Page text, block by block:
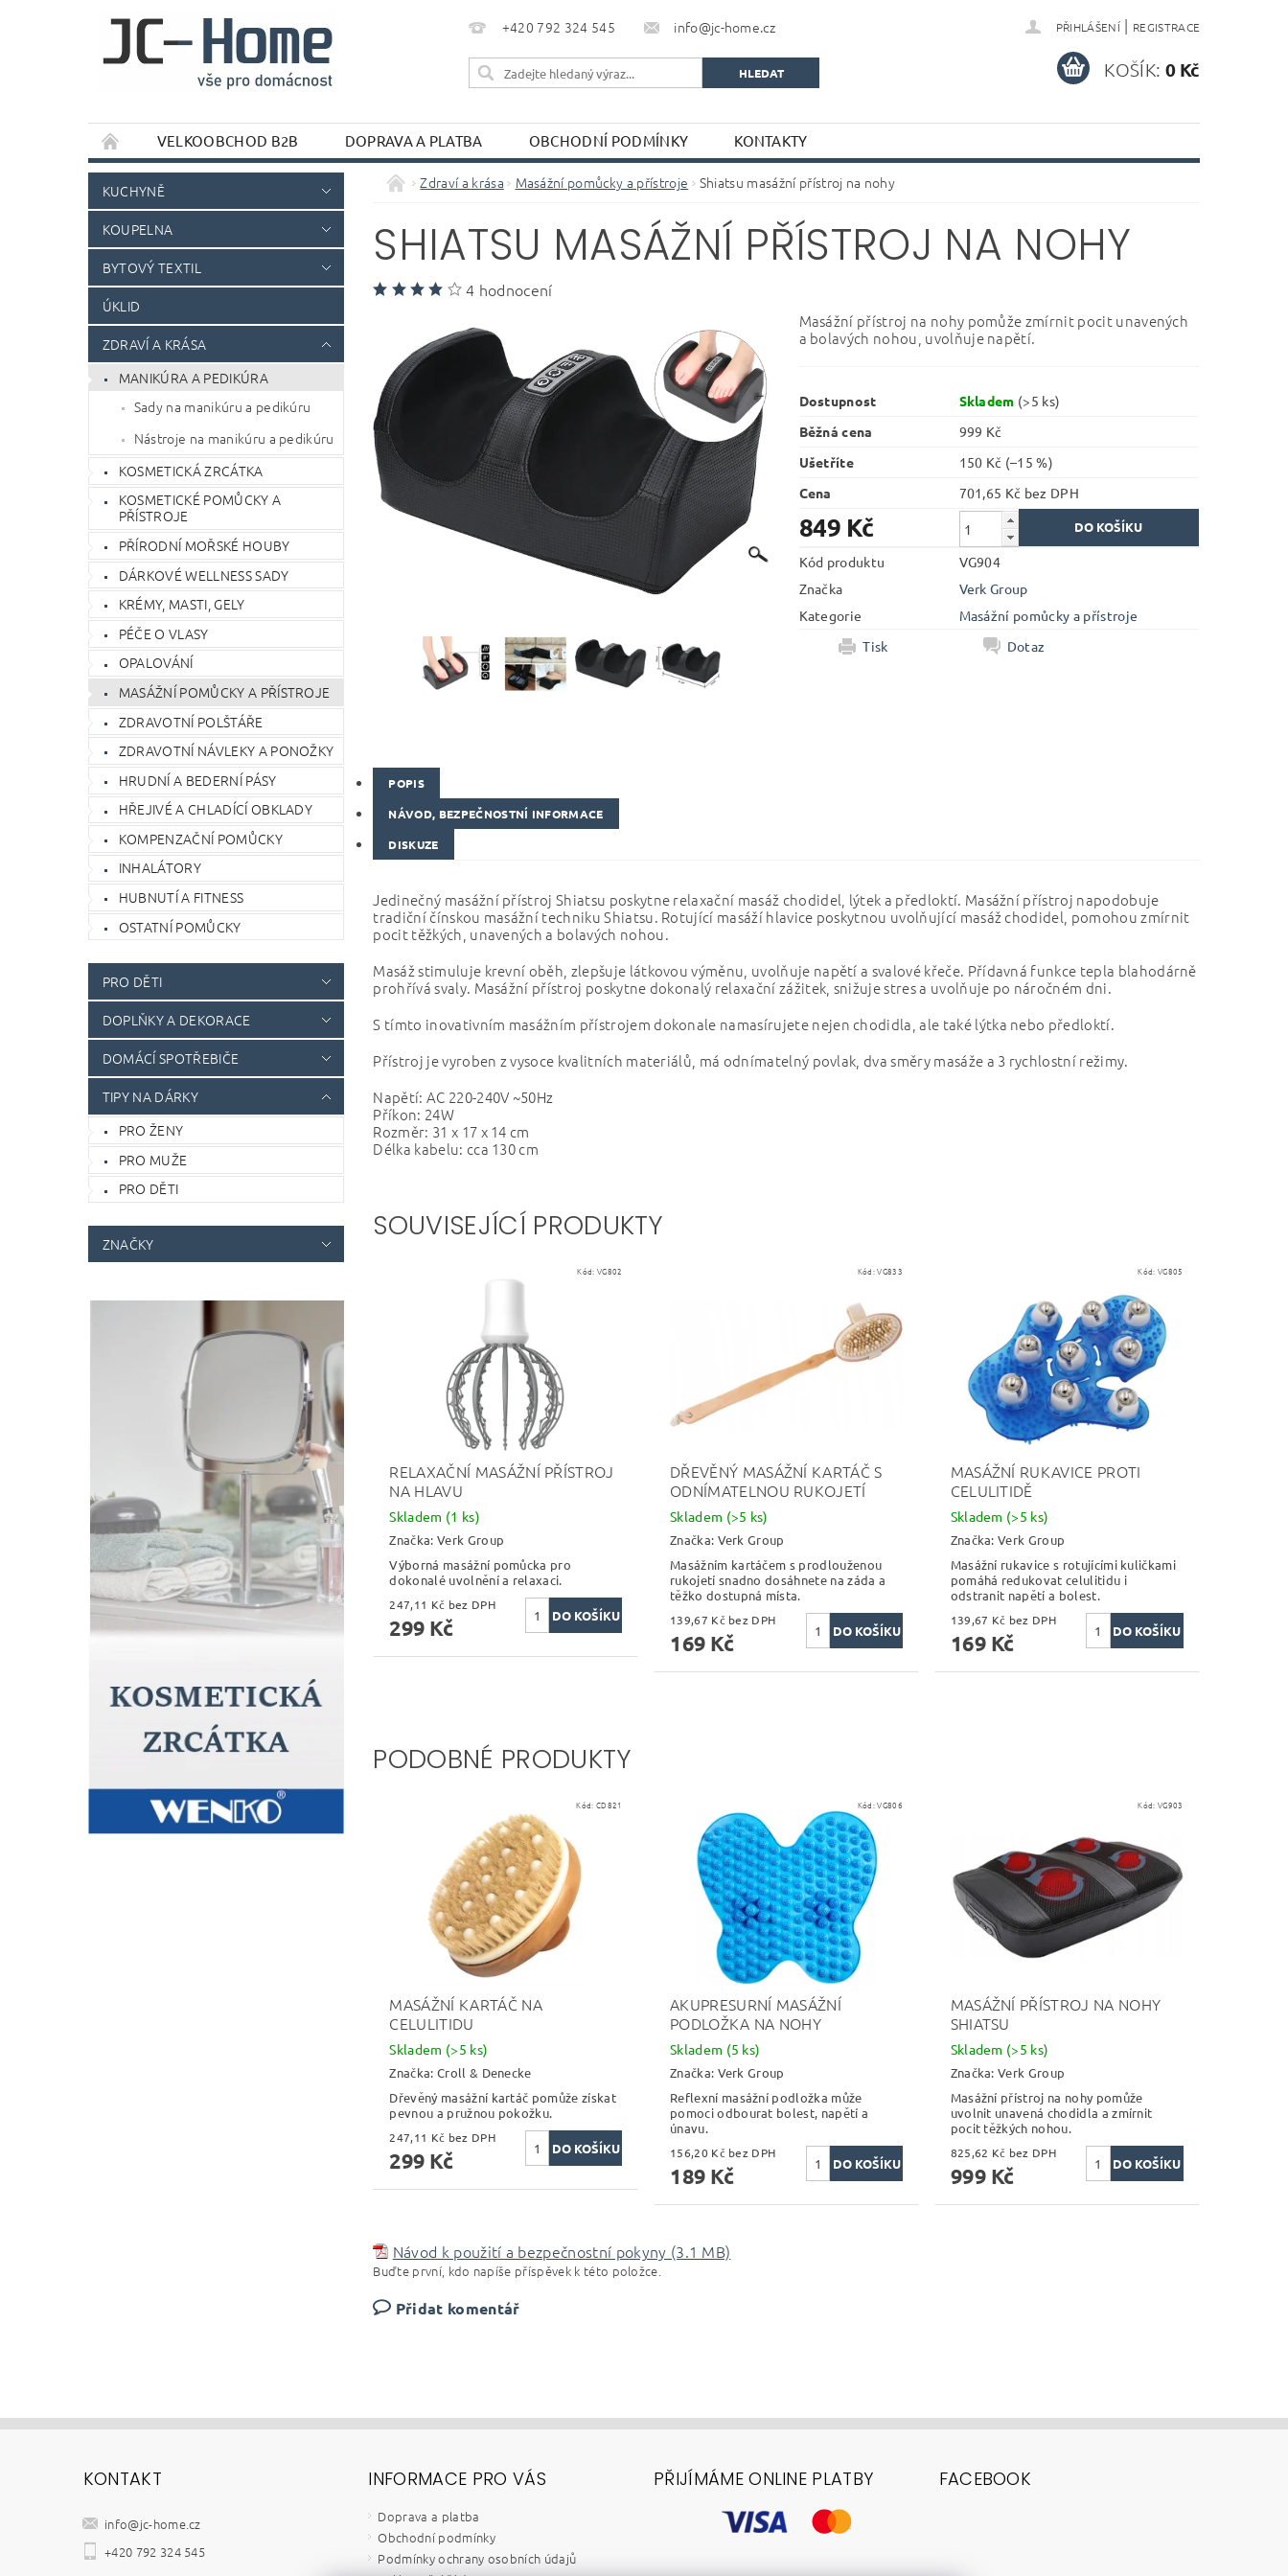
+420 792 324 545 info@jc-home.cz PŘIHLÁŠENÍ | REGISTRACE
KOŠÍK: 0 Kč
VELKOOBCHOD B2B DOPRAVA A PLATBA OBCHODNÍ PODMÍNKY KONTAKTY
KUCHYNĚ
KOUPELNA
BYTOVÝ TEXTIL
ÚKLID
ZDRAVÍ A KRÁSA
MANIKÚRA A PEDIKÚRA
Sady na manikúru a pedikúru
Nástroje na manikúru a pedikúru
KOSMETICKÁ ZRCÁTKA
KOSMETICKÉ POMŮCKY A
PŘÍSTROJE
PŘÍRODNÍ MOŘSKÉ HOUBY
DÁRKOVÉ WELLNESS SADY
KRÉMY, MASTI, GELY
PÉČE O VLASY
OPALOVÁNÍ
MASÁŽNÍ POMŮCKY A PŘÍSTROJE
ZDRAVOTNÍ POLŠTÁŘE
ZDRAVOTNÍ NÁVLEKY A PONOŽKY
HRUDNÍ A BEDERNÍ PÁSY
HŘEJIVÉ A CHLADÍCÍ OBKLADY
KOMPENZAČNÍ POMŮCKY
INHALÁTORY
HUBNUTÍ A FITNESS
OSTATNÍ POMŮCKY
PRO DĚTI
DOPLŇKY A DEKORACE
DOMÁCÍ SPOTŘEBIČE
TIPY NA DÁRKY
PRO ŽENY
PRO MUŽE
PRO DĚTI
ZNAČKY
Zdraví a krása Masážní pomůcky a přístroje Shiatsu masážní přístroj na nohy
SHIATSU MASÁŽNÍ PŘÍSTROJ NA NOHY
4 hodnocení
Masážní přístroj na nohy pomůže zmírnit pocit unavených
a bolavých nohou, uvolňuje napětí.
Dostupnost Skladem (>5 ks)
Běžná cena
999 Kč
Ušetříte
150 Kč (–15 %)
Cena
701,65 Kč bez DPH
849 Kč
Kód produktu
VG904
Značka
Verk Group
Kategorie
Masážní pomůcky a přístroje
Tisk
Dotaz
POPIS
NÁVOD, BEZPEČNOSTNÍ INFORMACE
DISKUZE
Jedinečný masážní přístroj Shiatsu poskytne relaxační masáž chodidel, lýtek a předloktí. Masážní přístroj napodobuje
tradiční čínskou masážní techniku Shiatsu. Rotující masáží hlavice poskytnou uvolňující masáž chodidel, pomohou zmírnit
pocit těžkých, unavených a bolavých nohou.
Masáž stimuluje krevní oběh, zlepšuje látkovou výměnu, uvolňuje napětí a svalové křeče. Přídavná funkce tepla blahodárně
prohřívá svaly. Masážní přístroj poskytne dokonalý relaxační zážitek, snižuje stres a uvolňuje po náročném dni.
S tímto inovativním masážním přístrojem dokonale namasírujete nejen chodidla, ale také lýtka nebo předloktí.
Přístroj je vyroben z vysoce kvalitních materiálů, má odnímatelný povlak, dva směry masáže a 3 rychlostní režimy.
Napětí: AC 220-240V ~50Hz
Příkon: 24W
Rozměr: 31 x 17 x 14 cm
Délka kabelu: cca 130 cm
SOUVISEJÍCÍ PRODUKTY
Kód: VG802
RELAXAČNÍ MASÁŽNÍ PŘÍSTROJ
NA HLAVU
Skladem (1 ks)
Značka: Verk Group
Výborná masážní pomůcka pro
dokonalé uvolnění a relaxaci.
247,11 Kč bez DPH
299 Kč
Kód:VG833
DŘEVĚNÝ MASÁŽNÍ KARTÁČ S
ODNÍMATELNOU RUKOJETÍ
Skladem (>5 ks)
Značka: Verk Group
Masážním kartáčem s prodlouženou
rukojetí snadno dosáhnete na záda a
těžko dostupná místa.
139,67 Kč bez DPH
169 Kč
Kód:VG805
MASÁŽNÍ RUKAVICE PROTI
CELULITIDĚ
Skladem (>5 ks)
Značka:Verk Group
Masážní rukavice s rotujícími kuličkami
pomáhá redukovat celulitidu i
odstranit napětí a bolest.
139,67 Kč bez DPH
169 Kč
PODOBNÉ PRODUKTY
Kód: CD821
MASÁŽNÍ KARTÁČ NA
CELULITIDU
Skladem (>5 ks)
Značka: Croll & Denecke
Dřevěný masážní kartáč pomůže získat
pevnou a pružnou pokožku.
247,11 Kč bez DPH
299 Kč
Kód:VG806
AKUPRESURNÍ MASÁŽNÍ
PODLOŽKA NA NOHY
Skladem (5 ks)
Značka: Verk Group
Reflexní masážní podložka může
pomoci odbourat bolest, napětí a
únavu.
156,20 Kč bez DPH
189 Kč
Kód:VG903
MASÁŽNÍ PŘÍSTROJ NA NOHY
SHIATSU
Skladem (>5 ks)
Značka:Verk Group
Masážní přístroj na nohy pomůže
uvolnit unavená chodidla a zmírnit
pocit těžkých nohou.
825,62 Kč bez DPH
999 Kč
Návod k použití a bezpečnostní pokyny (3.1 MB)
Buďte první, kdo napíše příspěvek k této položce.
Přidat komentář
KONTAKT
info@jc-home.cz
+420 792 324 545
INFORMACE PRO VÁS
Doprava a platba
Obchodní podmínky
Podmínky ochrany osobních údajů
PŘIJÍMÁME ONLINE PLATBY FACEBOOK